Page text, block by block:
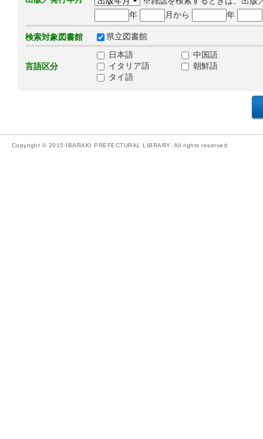
年
月から 年
検索対象図書館 県立図書館
言語区分
日本語
中国語
イタリア語
朝鮮語
タイ語
Copyright © 2015-IBARAKI PREFECTURAL LIBRARY. All rights reserved.